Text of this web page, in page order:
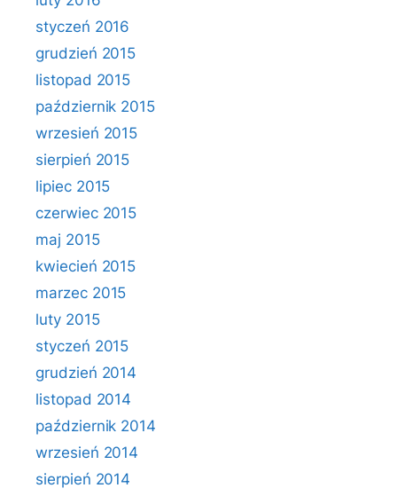
styczeń 2016
grudzień 2015
listopad 2015
październik 2015
wrzesień 2015
sierpień 2015
lipiec 2015
czerwiec 2015
maj 2015
kwiecień 2015
marzec 2015
luty 2015
styczeń 2015
grudzień 2014
listopad 2014
październik 2014
wrzesień 2014
sierpień 2014